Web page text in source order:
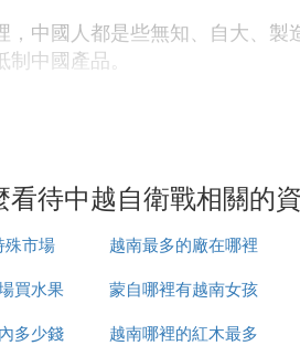
，中國人都是些無知、自大、
制中國產品。
市場，投資設廠。中國人像潮
中國的產品質量不好，摩托車
建交60周年，兩國盡享和平，
看待中越自衛戰相關的
殊市場 越南最多的廠在哪裡
買水果
蒙自哪裡有越南女孩
多少錢
越南哪裡的紅木最多